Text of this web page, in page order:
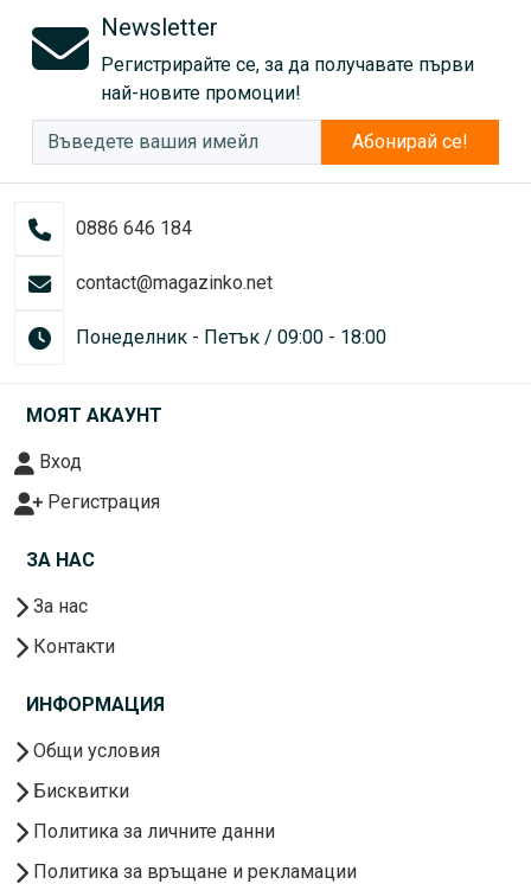
Newsletter
Регистрирайте се, за да получавате първи
най-новите промоции!
Абонирай се!
0886 646 184
contact@magazinko.net
Понеделник - Петък / 09:00 - 18:00
МОЯТ АКАУНТ
Вход
Регистрация
ЗА НАС
За нас
Контакти
ИНФОРМАЦИЯ
Общи условия
Бисквитки
Политика за личните данни
Политика за връщане и рекламации